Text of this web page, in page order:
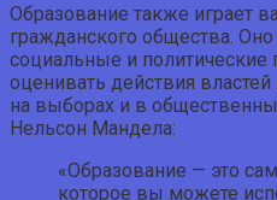
Образование также играет
гражданского общества.
социальные и политические
оценивать действия
на выборах и в
Нельсон Мандела:
«Образование — это
которое вы можете